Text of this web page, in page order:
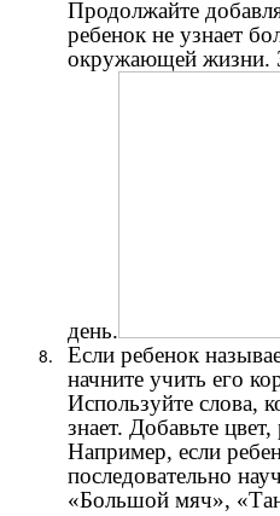
Продолжайте
ребенок не узнает
окружающей жизни.
день.
Если ребенок
начните учить его
Используйте слова,
знает. Добавьте
Например, если
последовательно
«Большой мяч»,